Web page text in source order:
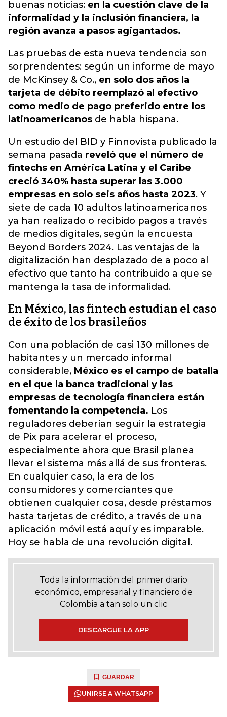
buenas noticias: en la cuestión clave de la
informalidad y la inclusión financiera, la
región avanza a pasos agigantados.
Las pruebas de esta nueva tendencia son
sorprendentes: según un informe de mayo
de McKinsey & Co., en solo dos años la
tarjeta de débito reemplazó al efectivo
como medio de pago preferido entre los
latinoamericanos de habla hispana.
Un estudio del BID y Finnovista publicado la
semana pasada reveló que el número de
fintechs en América Latina y el Caribe
creció 340% hasta superar las 3.000
empresas en solo seis años hasta 2023. Y
siete de cada 10 adultos latinoamericanos
ya han realizado o recibido pagos a través
de medios digitales, según la encuesta
Beyond Borders 2024. Las ventajas de la
digitalización han desplazado de a poco al
efectivo que tanto ha contribuido a que se
mantenga la tasa de informalidad.
En México, las fintech estudian el caso
de éxito de los brasileños
Con una población de casi 130 millones de
habitantes y un mercado informal
considerable, México es el campo de batalla
en el que la banca tradicional y las
empresas de tecnología financiera están
fomentando la competencia. Los
reguladores deberían seguir la estrategia
de Pix para acelerar el proceso,
especialmente ahora que Brasil planea
llevar el sistema más allá de sus fronteras.
En cualquier caso, la era de los
consumidores y comerciantes que
obtienen cualquier cosa, desde préstamos
hasta tarjetas de crédito, a través de una
aplicación móvil está aquí y es imparable.
Hoy se habla de una revolución digital.
Toda la información del primer diario
económico, empresarial y financiero de
Colombia a tan solo un clic
DESCARGUE LA APP
GUARDAR
UNIRSE A WHATSAPP